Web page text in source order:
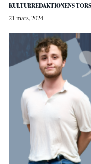
KULTURREDAKTIONENS
21 mars, 2024